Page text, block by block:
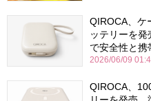
QIROCA、ケ
ッテリーを
で安全性と携
2026/06/09
QIROCA、